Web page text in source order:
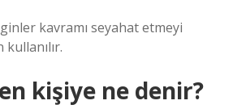
kavramı seyahat etmeyi
kişiye ne denir?